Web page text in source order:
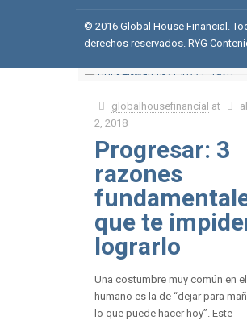
© 2016 Global House Financial.
derechos reservados. RYG
globalhousefinancial at
2, 2018
Progresar: 3
razones
que te
lograrlo
Una costumbre muy común en
humano es la de “dejar para
lo que puede hacer hoy”. Este